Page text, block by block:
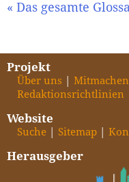
« Das gesamte
Projekt
Über uns Mitmachen
Redaktionsrichtlinien
Website
Suche Sitemap
Herausgeber